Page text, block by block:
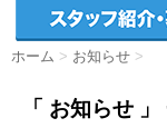
ホーム > お知らせ >
「 お知らせ